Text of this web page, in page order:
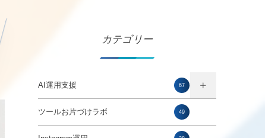
カテゴリー
AI運用支援 67
ツールお片づけラボ 49